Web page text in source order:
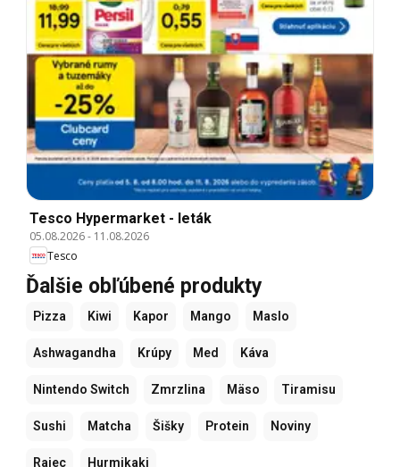
Tesco Hypermarket - leták
05.08.2026- 11.08.2026
Tesco
Ďalšie obľúbené produkty
Pizza Kiwi Kapor Mango Maslo
Ashwagandha Krúpy Med Káva
Nintendo Switch Zmrzlina Mäso Tiramisu
Sushi Matcha Šišky Protein Noviny
Rajec Hurmikaki